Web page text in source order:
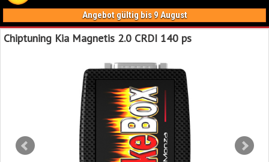
Angebot gültig bis 9 August
Chiptuning Kia Magnetis 2.0 CRDI 140 ps